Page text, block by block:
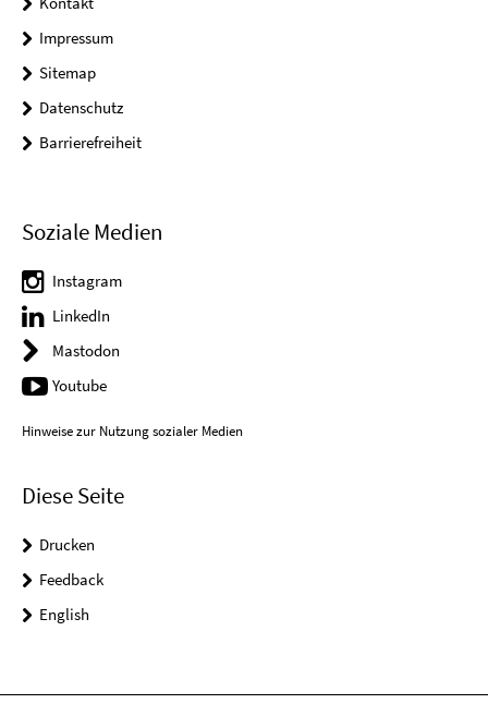
Impressum
Sitemap
Datenschutz
Barrierefreiheit
Soziale Medien
Instagram
LinkedIn
Mastodon
Youtube
Hinweise zur Nutzung sozialer Medien
Diese Seite
Drucken
Feedback
English